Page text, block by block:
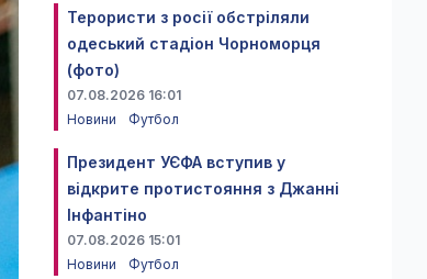
Терористи з росії обстріляли
одеський стадіон Чорноморця
(фото)
07.08.2026 16:01
Новини
Футбол
Президент УЄФА вступив у
відкрите протистояння з Джанні
Інфантіно
07.08.2026 15:01
Новини
Футбол